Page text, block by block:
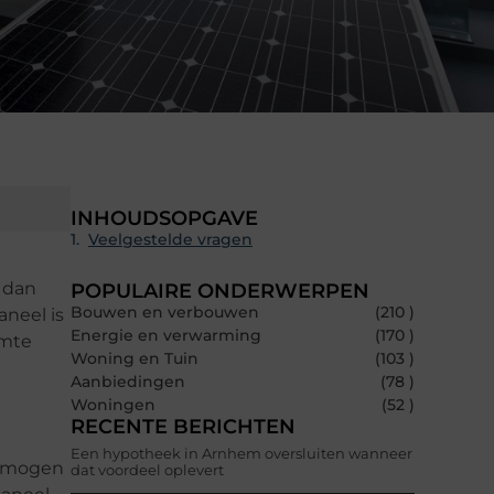
is
INHOUDSOPGAVE
Veelgestelde vragen
POPULAIRE ONDERWERPEN
Bouwen en verbouwen
(210 )
Energie en verwarming
(170 )
Woning en Tuin
(103 )
Aanbiedingen
(78 )
Woningen
(52 )
RECENTE BERICHTEN
Een hypotheek in Arnhem oversluiten wanneer
dat voordeel oplevert